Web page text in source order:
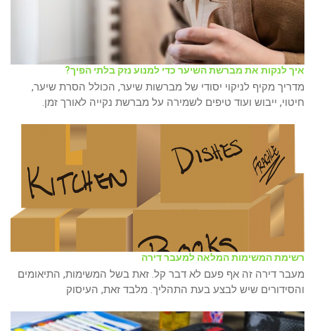
איך לנקות את מברשת השיער כדי למנוע נזק בלתי הפיך?
מדריך מקיף לניקוי יסודי של מברשות שיער, הכולל הסרת שיער,
חיטוי, ייבוש ועוד טיפים לשמירה על מברשת נקייה לאורך זמן.
רשימת המשימות המלאה למעבר דירה
מעבר דירה זה אף פעם לא דבר קל. זאת בשל המשימות, התיאומים
והסידורים שיש לבצע בעת התהליך. מלבד זאת, העיסוק